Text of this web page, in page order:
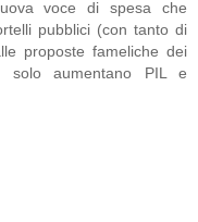
voce di spesa che
pubblici (con tanto di
proposte fameliche dei
aumentano PIL e